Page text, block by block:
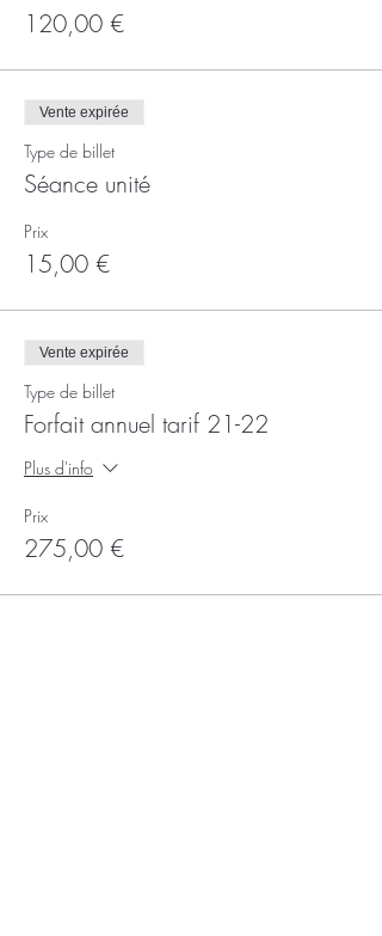
120,00 €
Vente expirée
Type de billet
Séance unité
Prix
15,00 €
Vente expirée
Type de billet
Forfait annuel tarif 21-22
Plus d'info
Prix
275,00 €